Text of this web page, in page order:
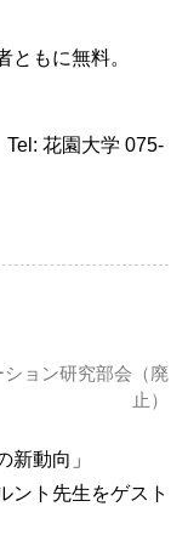
ともに無料。
花園大学 075-
ション研究部会（廃
止）
新動向」
ント先生をゲスト